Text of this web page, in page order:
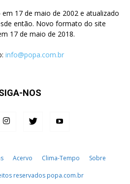
17 de maio de 2002 e atualizado
então. Novo formato do site
17 de maio de 2018.
info@popa.com.br
NOS
Acervo Clima-Tempo Sobre
reservados popa.com.br